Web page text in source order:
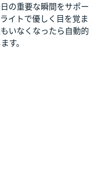
の重要な瞬間をサポー
イトで優しく目を覚ま
いなくなったら自動的
す。